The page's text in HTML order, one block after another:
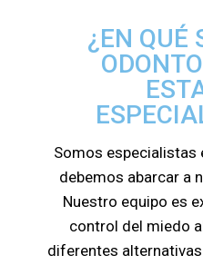
¿EN QUÉ
Somos especialistas
debemos abarcar a
Nuestro equipo es
control del miedo
diferentes